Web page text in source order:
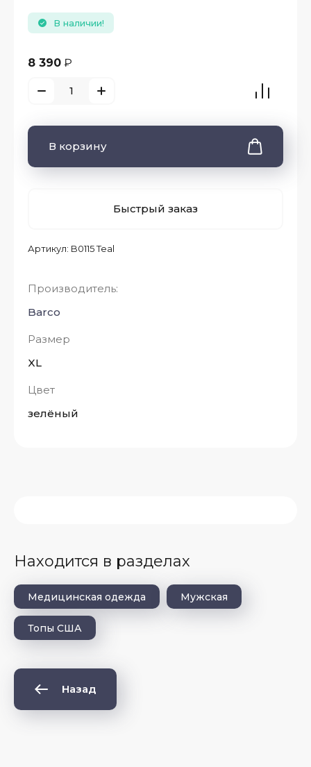
Артикул: B0115 Teal
В наличии!
8 390 ₽
В корзину
Быстрый заказ
Производитель:
Barco
Размер
XL
Цвет
зелёный
Находится в разделах
Медицинская одежда Мужская
Топы США
Назад